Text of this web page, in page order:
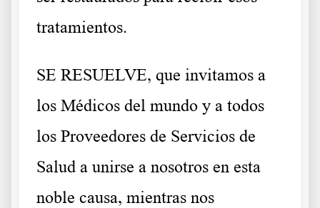
tratamientos.
SE RESUELVE, que invitamos a
los Médicos del mundo y a todos
los Proveedores de Servicios de
Salud a unirse a nosotros en esta
noble causa, mientras nos